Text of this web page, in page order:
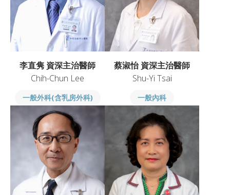
李直隽 資深主治醫師
Chih-Chun Lee
一般外科(含乳房外科)
蔡淑怡 資深主治醫師
Shu-Yi Tsai
一般內科